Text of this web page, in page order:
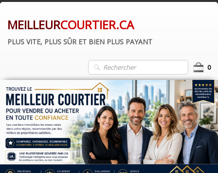
MEILLEURCOURTIER.CA
PLUS VITE, PLUS SÛR ET BIEN PLUS PAYANT
0